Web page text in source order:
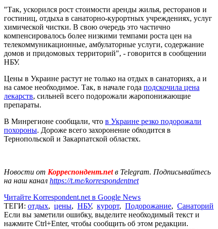
"Так, ускорился рост стоимости аренды жилья, ресторанов и
гостиниц, отдыха в санаторно-курортных учреждениях, услуг
химической чистки. В свою очередь это частично
компенсировалось более низкими темпами роста цен на
телекоммуникационные, амбулаторные услуги, содержание
домов и придомовых территорий", - говорится в сообщении
НБУ.
Цены в Украине растут не только на отдых в санаториях, а и
на самое необходимое. Так, в начале года подскочила цена
лекарств, сильней всего подорожали жаропонижающие
препараты.
В Минрегионе сообщали, что в Украине резко подорожали
похороны. Дороже всего захоронение обходится в
Тернопольской и Закарпатской областях.
Новости от Корреспондент.netв Telegram. Подписывайтесь
на наш канал https://t.me/korrespondentnet
Читайте Korrespondent.net в Google News
ТЕГИ: отдых, цены, НБУ, курорт, Подорожание, Санаторий
Если вы заметили ошибку, выделите необходимый текст и
нажмите Ctrl+Enter, чтобы сообщить об этом редакции.